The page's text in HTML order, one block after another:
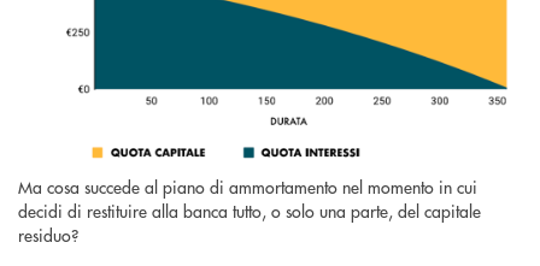
Ma cosa succede al piano di ammortamento nel momento in cui
decidi di restituire alla banca tutto, o solo una parte, del capitale
residuo?